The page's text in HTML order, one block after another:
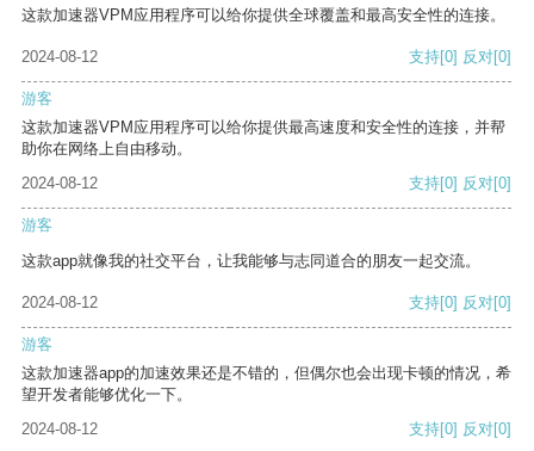
这款加速器VPM应用程序可以给你提供全球覆盖和最高安全性的连接。
2024-08-12 支持[0] 反对[0]
游客
这款加速器VPM应用程序可以给你提供最高速度和安全性的连接，并帮
助你在网络上自由移动。
2024-08-12
支持[0] 反对[0]
游客
这款app就像我的社交平台，让我能够与志同道合的朋友一起交流。
2024-08-12 支持[0] 反对[0]
游客
这款加速器app的加速效果还是不错的，但偶尔也会出现卡顿的情况，希
望开发者能够优化一下。
2024-08-12
支持[0] 反对[0]